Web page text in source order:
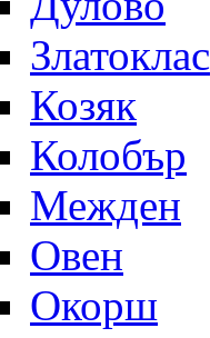
Златоклас
Козяк
Колобър
Межден
Овен
Окорш